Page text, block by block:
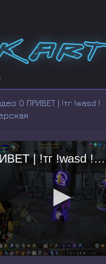
О ПРИВЕТ | !тг !wasd !
О ПРИВЕТ | !тг !wasd !бусти !мастерская